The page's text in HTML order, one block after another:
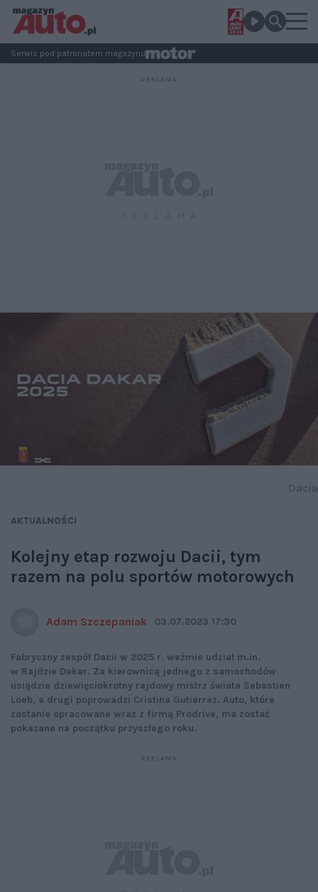
Serwis pod patronatem magazynu
AKTUALNOŚCI
Kolejny etap rozwoju Dacii, tym
razem na polu sportów motorowych
Adam Szczepaniak 03.07.2023 17:30
Fabryczny zespół Dacii w 2025 r. weźmie udział m.in.
w Rajdzie Dakar. Za kierownicą jednego z samochodów
usiądzie dziewięciokrotny rajdowy mistrz świata Sebastien
Loeb, a drugi poprowadzi Cristina Gutierrez. Auto, które
zostanie opracowane wraz z firmą Prodrive, ma zostać
pokazane na początku przyszłego roku.